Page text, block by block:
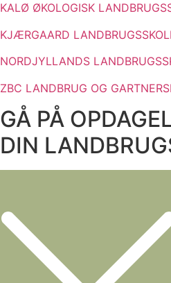
KALØ ØKOLOGISK
KJÆRGAARD
NORDJYLLANDS
ZBC LANDBRUG OG
GÅ PÅ
DIN